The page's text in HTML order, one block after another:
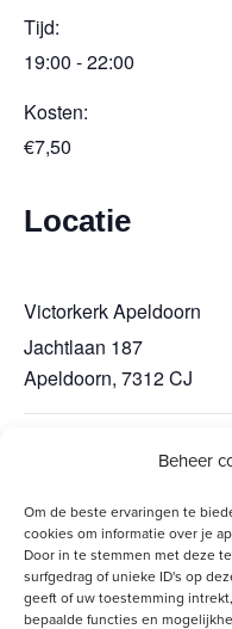
Beheer
Om de beste ervaringen te
cookies om informatie over je
Door in te stemmen met deze
surfgedrag of unieke ID's op
geeft of uw toestemming
bepaalde functies en
Tijd:
19:00 - 22:00
Kosten:
€7,50
Locatie
Victorkerk Apeldoorn
Jachtlaan 187
Apeldoorn, 7312 CJ
Algemene